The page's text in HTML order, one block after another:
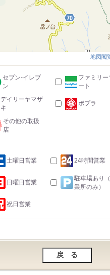
地図閲
セブン-イレブ
ン
ファミリー
ート
デイリーヤマザ
キ
ポプラ
その他の取扱
店
土曜日営業 24時間営業
日曜日営業
駐車場あり
業所のみ）
祝日営業